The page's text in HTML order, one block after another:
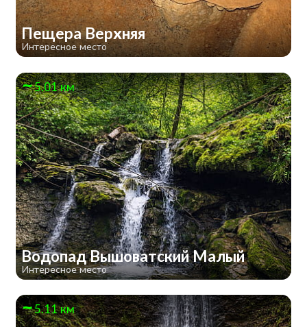
Пещера Верхняя
Интересное место
5.01 км
Водопад Вышоватский Малый
Интересное место
5.11 км